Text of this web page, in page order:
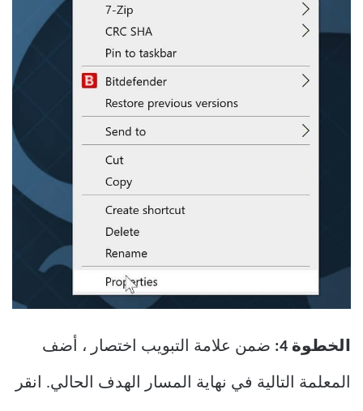
الخطوة 4: ضمن علامة التبويب اختصار ، أضف
المعلمة التالية في نهاية المسار الهدف الحالي. انقر